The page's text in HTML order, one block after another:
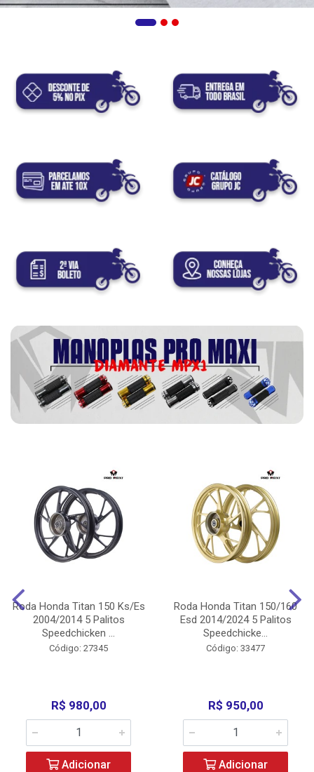
Roda Honda Titan 150 Ks/Es
2004/2014 5 Palitos
Speedchicken ...
Código: 27345
R$ 980,00
Adicionar
Roda Honda Titan 150/160
Esd 2014/2024 5 Palitos
Speedchicke...
Código: 33477
R$ 950,00
Adicionar